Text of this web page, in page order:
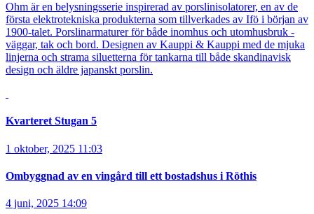
Ohm är en belysningsserie inspirerad av porslinisolatorer, en av de
första elektrotekniska produkterna som tillverkades av Ifö i början av
1900-talet. Porslinarmaturer för både inomhus och utomhusbruk -
väggar, tak och bord. Designen av Kauppi & Kauppi med de mjuka
linjerna och strama siluetterna för tankarna till både skandinavisk
design och äldre japanskt porslin.
Kvarteret Stugan 5
1 oktober, 2025 11:03
Ombyggnad av en vingård till ett bostadshus i Röthis
4 juni, 2025 14:09